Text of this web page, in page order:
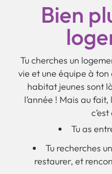
Bien
Tu cherches un
vie et une équipe à ton
habitat jeunes sont
l’année ! Mais au
Tu as
Tu recherches
restaurer, et